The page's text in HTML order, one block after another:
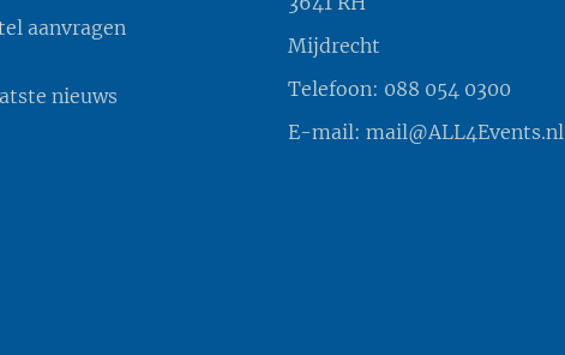
aanvragen
nieuws
Mijdrecht
Telefoon: 088 054 0300
E-mail: mail@ALL4Events.nl